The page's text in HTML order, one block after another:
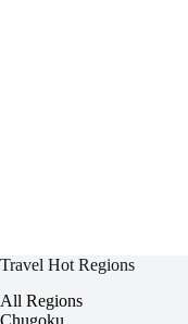
Travel Hot Regions
All Regions